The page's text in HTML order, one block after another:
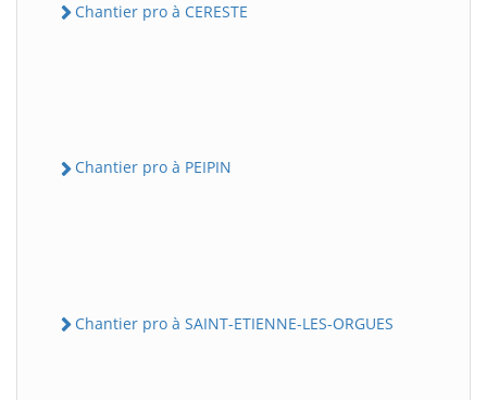
Chantier pro à CERESTE
Chantier pro à PEIPIN
Chantier pro à SAINT-ETIENNE-LES-ORGUES